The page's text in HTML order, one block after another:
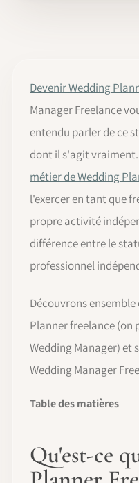
Devenir Wedding
Manager Freelance
entendu parler de ce
dont il s'agit
métier de Wedding
l'exercer en tant que
propre activité
différence entre le
professionnel
Découvrons ensemble
Planner freelance (on
Wedding Manager)
Wedding Manager
Table des matières
Qu'est-ce